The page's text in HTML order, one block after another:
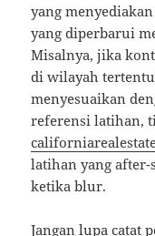
yang
yang diperbarui
Misalnya, jika
di wilayah
menyesuaikan
referensi latihan,
latihan yang after-
ketika blur.
Jangan lupa catat